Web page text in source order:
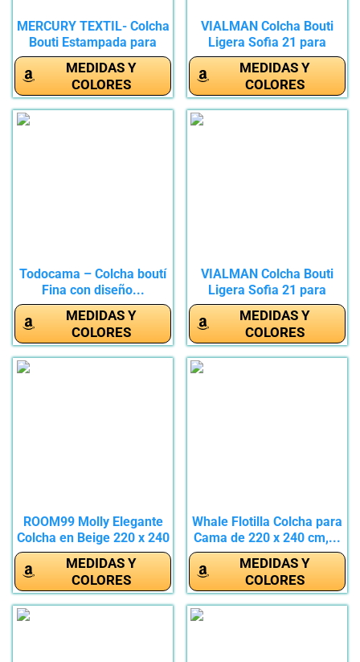
MERCURY TEXTIL- Colcha
Bouti Estampada para
Verano...
MEDIDAS Y
COLORES
VIALMAN Colcha Bouti
Ligera Sofia 21 para
Cama...
MEDIDAS Y
COLORES
Todocama – Colcha boutí
Fina con diseño...
MEDIDAS Y
COLORES
VIALMAN Colcha Bouti
Ligera Sofia 21 para
Cama...
MEDIDAS Y
COLORES
ROOM99 Molly Elegante
Colcha en Beige 220 x 240
cm...
MEDIDAS Y
COLORES
Whale Flotilla Colcha para
Cama de 220 x 240 cm,...
MEDIDAS Y
COLORES